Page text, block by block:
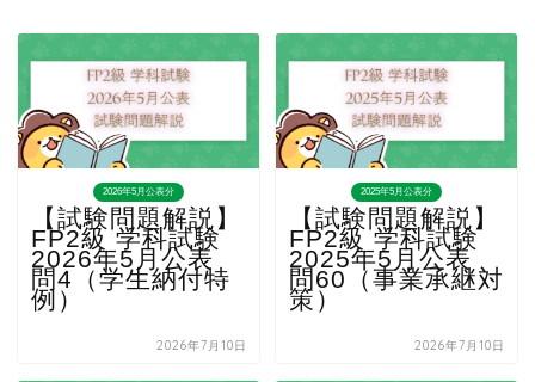
2026年5月公表分
【試験問題解説】
FP2級 学科試験
2026年5月公表
問4（学生納付特
例）
2026年7月10日
2025年5月公表分
【試験問題解説】
FP2級 学科試験
2025年5月公表
問60（事業承継対
策）
2026年7月10日